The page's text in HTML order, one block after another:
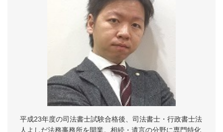
平成23年度の司法書士試験合格後、司法書士・行政書士法
人よしだ法務事務所を開業。相続・遺言の分野に専門特化